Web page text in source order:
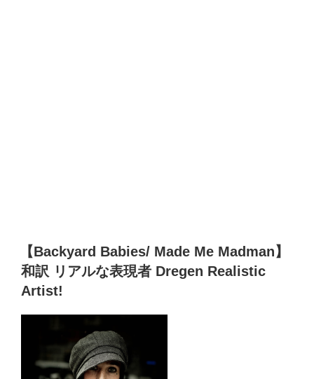
【Backyard Babies/ Made Me Madman】
和訳 リアルな表現者 Dregen Realistic
Artist!